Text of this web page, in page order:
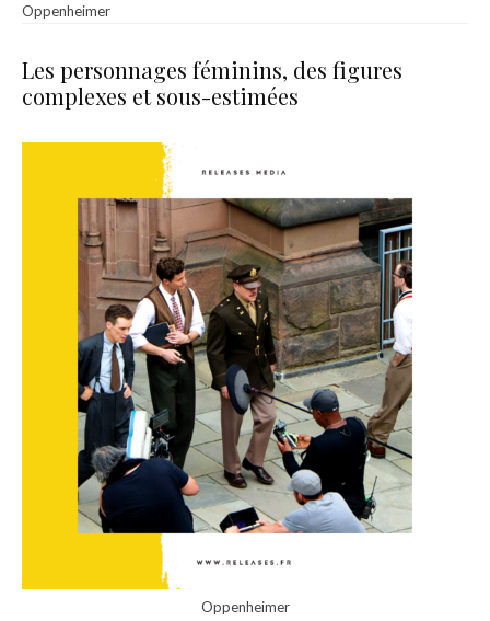
Oppenheimer
Les personnages féminins, des figures
complexes et sous-estimées
Oppenheimer